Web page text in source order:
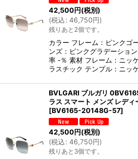
42,500円(税別)
(税込: 46,750円)
残りあと2個です。
カラー フレーム：ピンクゴ
ンズ：ピンクグラデーショ
率 -％ 素材 フレーム：ニッ
ラスチック テンプル：ニッ
BVLGARI ブルガリ
ラス スマート メンズ レディ
[BV6165-20148G-57]
42,500円(税別)
(税込: 46,750円)
残りあと3個です。